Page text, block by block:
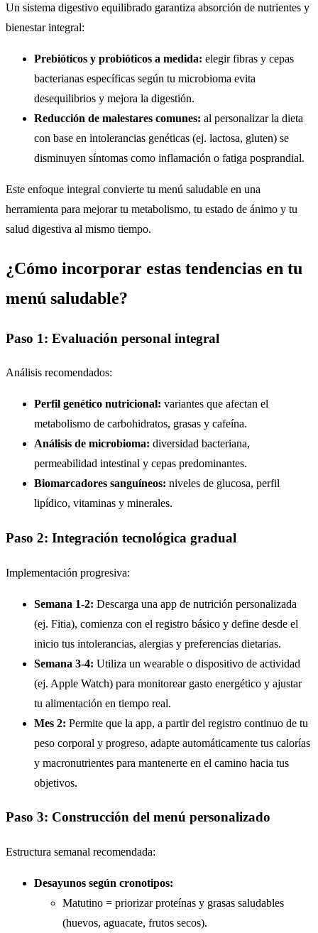
Un sistema digestivo equilibrado garantiza absorción de nutrientes y
bienestar integral:
Prebióticos y probióticos a medida: elegir fibras y cepas
bacterianas específicas según tu microbioma evita
desequilibrios y mejora la digestión.
Reducción de malestares comunes: al personalizar la dieta
con base en intolerancias genéticas (ej. lactosa, gluten) se
disminuyen síntomas como inflamación o fatiga posprandial.
Este enfoque integral convierte tu menú saludable en una
herramienta para mejorar tu metabolismo, tu estado de ánimo y tu
salud digestiva al mismo tiempo.
¿Cómo incorporar estas tendencias en tu
menú saludable?
Paso 1: Evaluación personal integral
Análisis recomendados:
Perfil genético nutricional: variantes que afectan el
metabolismo de carbohidratos, grasas y cafeína.
Análisis de microbioma: diversidad bacteriana,
permeabilidad intestinal y cepas predominantes.
Biomarcadores sanguíneos: niveles de glucosa, perfil
lipídico, vitaminas y minerales.
Paso 2: Integración tecnológica gradual
Implementación progresiva:
Semana 1-2: Descarga una app de nutrición personalizada
(ej. Fitia), comienza con el registro básico y define desde el
inicio tus intolerancias, alergias y preferencias dietarias.
Semana 3-4: Utiliza un wearable o dispositivo de actividad
(ej. Apple Watch) para monitorear gasto energético y ajustar
tu alimentación en tiempo real.
Mes 2: Permite que la app, a partir del registro continuo de tu
peso corporal y progreso, adapte automáticamente tus calorías
y macronutrientes para mantenerte en el camino hacia tus
objetivos.
Paso 3: Construcción del menú personalizado
Estructura semanal recomendada:
Desayunos según cronotipos:
Matutino = priorizar proteínas y grasas saludables
(huevos, aguacate, frutos secos).